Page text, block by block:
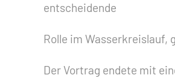
entscheidende
Rolle im Wasserkreislauf,
Der Vortrag endete mit